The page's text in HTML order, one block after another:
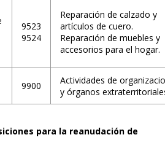
9523
9524
Reparación de calzado y
artículos de cuero.
Reparación de muebles y
accesorios para el hogar.
9900
Actividades de
y órganos
para la reanudación de